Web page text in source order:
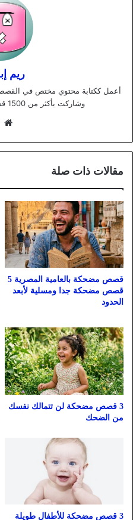
ريم
وشاركت بأكثر من 1500 قصة علي مدار سنين عملي.
مقالات ذات صلة
قصص مضحكة بالعامية المصرية 5
قصص مضحكة جدا ومسلية لأبعد
الحدود
3 قصص مضحكة لن تتمالك نفسك
من الضحك
3 قصص مضحكة للأطفال طويلة